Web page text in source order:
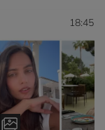
18:45